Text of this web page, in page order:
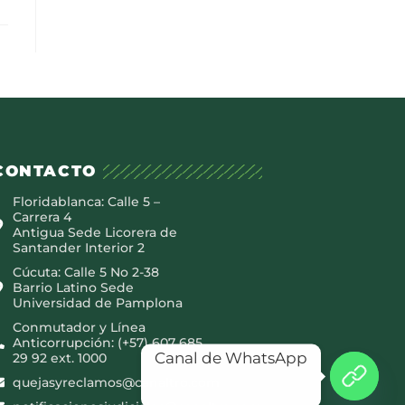
Floridablanca: Calle 5 –
Carrera 4
Antigua Sede Licorera de
Santander Interior 2
Cúcuta: Calle 5 No 2-38
Barrio Latino Sede
Universidad de Pamplona
Conmutador y Línea
Anticorrupción: (+57) 607 685
29 92 ext. 1000
quejasyreclamos@canaltro.com
Canal de WhatsApp